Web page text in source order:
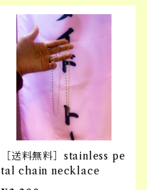
［送料無料］stainless pe
tal chain necklace